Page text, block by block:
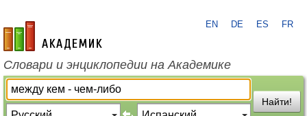
academic.ru
EN DE ES FR
Словари и энциклопедии на Академике
Найти!